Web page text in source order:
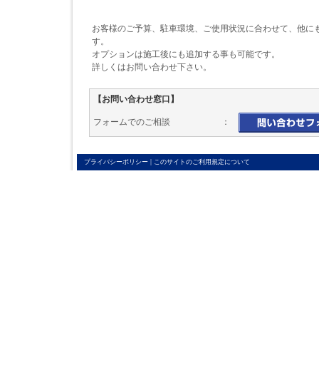
お客様のご予算、駐車環境、ご使用状況に合わせて、他に
す。
オプションは施工後にも追加する事も可能です。
詳しくはお問い合わせ下さい。
【お問い合わせ窓口】
フォームでのご相談 ：
プライバシーポリシー | このサイトのご利用規定について